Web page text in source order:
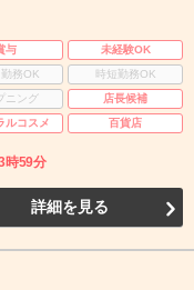
与
未経験OK
務OK
時短勤務OK
ニング
店長候補
ルコスメ 百貨店
時59分
詳細を見る